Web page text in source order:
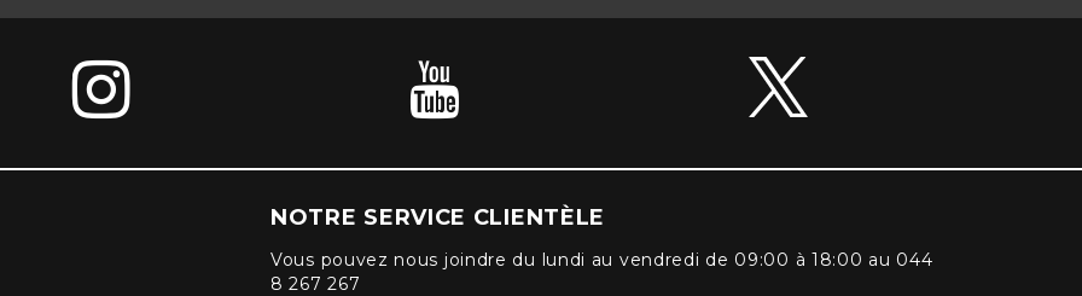
NOTRE SERVICE CLIENTÈLE
Vous pouvez nous joindre du lundi au vendredi de 09:00 à 18:00 au 044
8 267 267